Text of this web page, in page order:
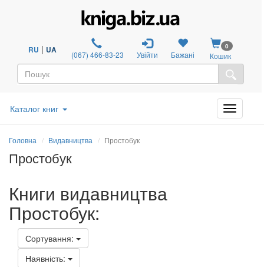
RU | UA (067) 466-83-23 Увійти Бажані
0
Кошик
Каталог книг
Головна Видавництва Простобук
Простобук
Книги видавництва
Простобук:
Сортування:
Наявність: